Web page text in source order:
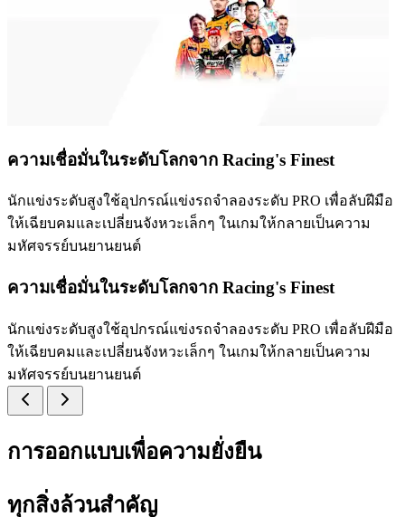
ความเชื่อมั่นในระดับโลกจาก Racing's Finest
นักแข่งระดับสูงใช้อุปกรณ์แข่งรถจำลองระดับ PRO เพื่อลับฝีมือ
ให้เฉียบคมและเปลี่ยนจังหวะเล็กๆ ในเกมให้กลายเป็นความ
มหัศจรรย์บนยานยนต์
ความเชื่อมั่นในระดับโลกจาก Racing's Finest
นักแข่งระดับสูงใช้อุปกรณ์แข่งรถจำลองระดับ PRO เพื่อลับฝีมือ
ให้เฉียบคมและเปลี่ยนจังหวะเล็กๆ ในเกมให้กลายเป็นความ
มหัศจรรย์บนยานยนต์
การออกแบบเพื่อความยั่งยืน
ทุกสิ่งล้วนสำคัญ